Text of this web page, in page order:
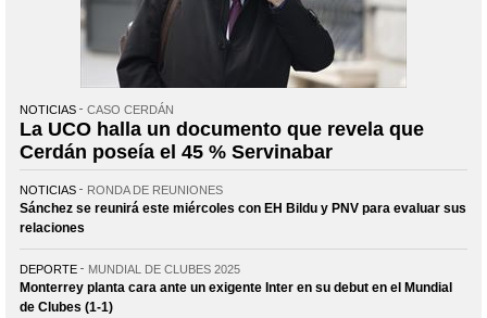
NOTICIAS CASO CERDÁN
La UCO halla un documento que revela que
Cerdán poseía el 45 % Servinabar
NOTICIAS RONDA DE REUNIONES
Sánchez se reunirá este miércoles con EH Bildu y PNV para evaluar sus
relaciones
DEPORTE MUNDIAL DE CLUBES 2025
Monterrey planta cara ante un exigente Inter en su debut en el Mundial
de Clubes (1-1)